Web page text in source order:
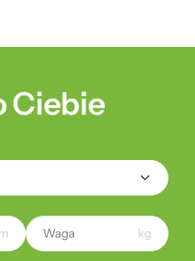
Ciebie
kg